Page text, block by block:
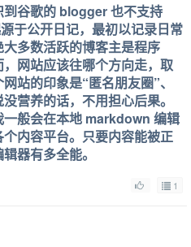
谷歌的 blogger 也不支持
于公开日记，最初以记录日常
多数活跃的博客主是程序
网站应该往哪个方向走，取
站的印象是“匿名朋友圈”、
营养的话，不用担心后果。
般会在本地 markdown 编辑
内容平台。只要内容能被正
器有多全能。
1